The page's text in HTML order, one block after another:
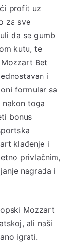
profit uz
za sve
da se gumb
kutu, te
Bet
i
formular sa
nakon toga
bonus
klađenje i
privlačnim,
nagrada i
Mozzart
ali naši
igrati.